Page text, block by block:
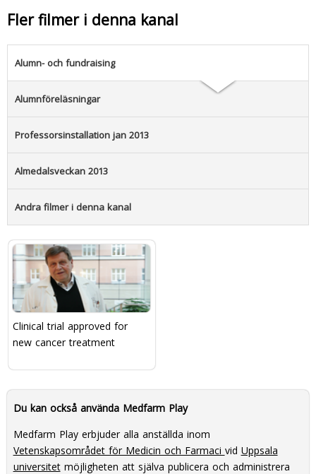
Fler filmer i denna kanal
Alumn- och fundraising
Alumnföreläsningar
Professorsinstallation jan 2013
Almedalsveckan 2013
Andra filmer i denna kanal
Clinical trial approved for
new cancer treatment
Du kan också använda Medfarm Play
Medfarm Play erbjuder alla anställda inom
Vetenskapsområdet för Medicin och Farmaci vid Uppsala
universitetmöjligheten att själva publicera och administrera